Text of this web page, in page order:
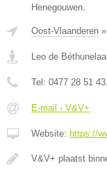
Henegouwen.
Oost-Vlaanderen »
Leo de
Tel: 0477 28 51 43
E-mail › V&V+
Website: https://
V&V+ plaatst